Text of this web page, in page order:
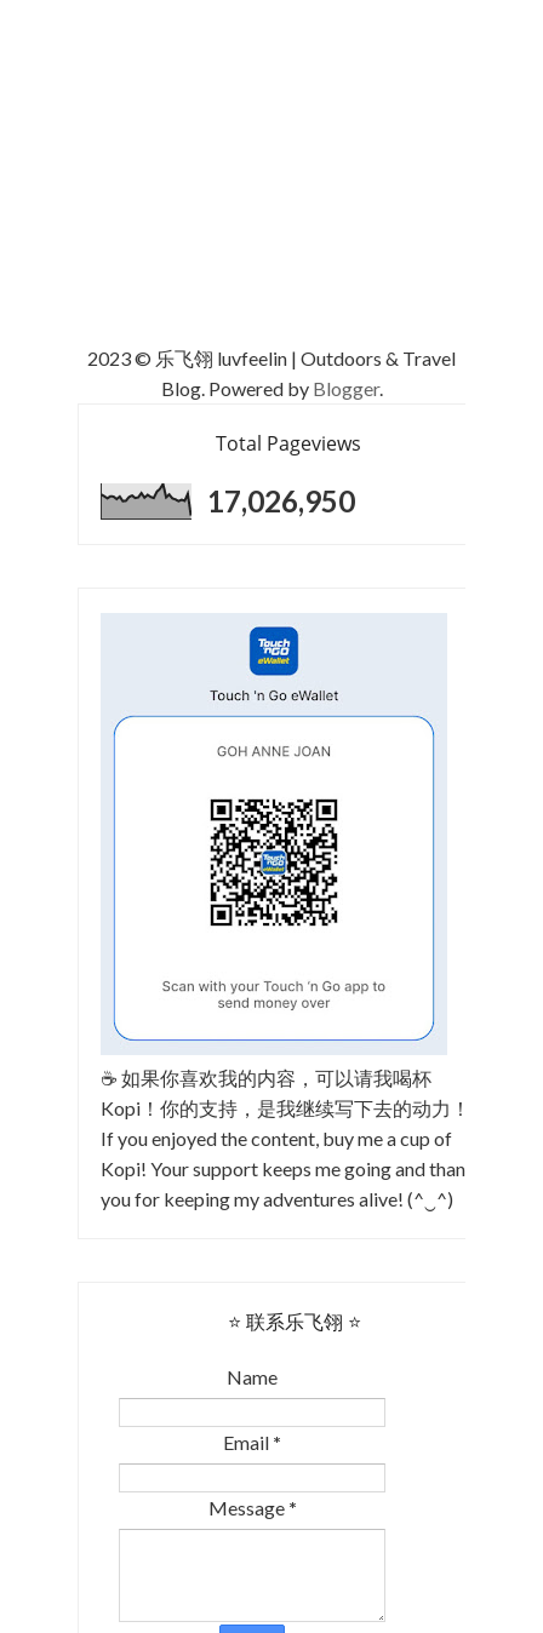
2023 © 乐飞翎 luvfeelin | Outdoors & Travel
Blog. Powered by Blogger.
Total Pageviews
17,026,950
☕ 如果你喜欢我的内容，可以请我喝杯
Kopi！你的支持，是我继续写下去的动力！
If you enjoyed the content, buy me a cup of
Kopi! Your support keeps me going and thank
you for keeping my adventures alive! (^‿^)
⭐ 联系乐飞翎 ⭐
Name
Email *
Message *